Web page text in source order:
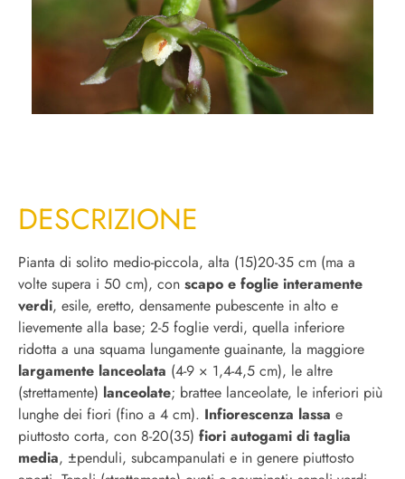
DESCRIZIONE
Pianta di solito medio-piccola, alta (15)20-35 cm (ma a
volte supera i 50 cm), con scapo e foglie interamente
verdi, esile, eretto, densamente pubescente in alto e
lievemente alla base; 2-5 foglie verdi, quella inferiore
ridotta a una squama lungamente guainante, la maggiore
largamente lanceolata (4-9 × 1,4-4,5 cm), le altre
(strettamente) lanceolate; brattee lanceolate, le inferiori più
lunghe dei fiori (fino a 4 cm). Infiorescenza lassa e
piuttosto corta, con 8-20(35) fiori autogami di taglia
media, ±penduli, subcampanulati e in genere piuttosto